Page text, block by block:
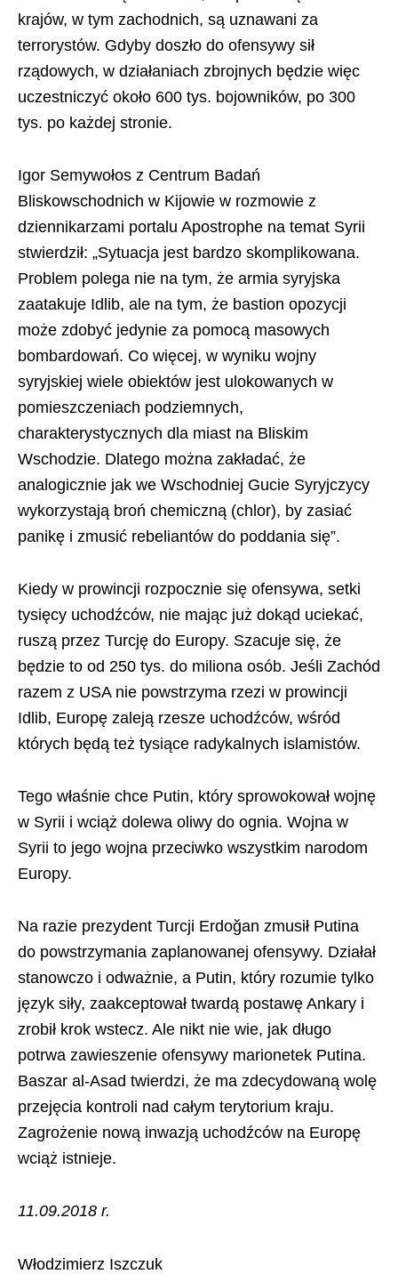
krajów, w tym zachodnich, są uznawani za
terrorystów. Gdyby doszło do ofensywy sił
rządowych, w działaniach zbrojnych będzie więc
uczestniczyć około 600 tys. bojowników, po 300
tys. po każdej stronie.
Igor Semywołos z Centrum Badań
Bliskowschodnich w Kijowie w rozmowie z
dziennikarzami portalu Apostrophe na temat Syrii
stwierdził: „Sytuacja jest bardzo skomplikowana.
Problem polega nie na tym, że armia syryjska
zaatakuje Idlib, ale na tym, że bastion opozycji
może zdobyć jedynie za pomocą masowych
bombardowań. Co więcej, w wyniku wojny
syryjskiej wiele obiektów jest ulokowanych w
pomieszczeniach podziemnych,
charakterystycznych dla miast na Bliskim
Wschodzie. Dlatego można zakładać, że
analogicznie jak we Wschodniej Gucie Syryjczycy
wykorzystają broń chemiczną (chlor), by zasiać
panikę i zmusić rebeliantów do poddania się”.
Kiedy w prowincji rozpocznie się ofensywa, setki
tysięcy uchodźców, nie mając już dokąd uciekać,
ruszą przez Turcję do Europy. Szacuje się, że
będzie to od 250 tys. do miliona osób. Jeśli Zachód
razem z USA nie powstrzyma rzezi w prowincji
Idlib, Europę zaleją rzesze uchodźców, wśród
których będą też tysiące radykalnych islamistów.
Tego właśnie chce Putin, który sprowokował wojnę
w Syrii i wciąż dolewa oliwy do ognia. Wojna w
Syrii to jego wojna przeciwko wszystkim narodom
Europy.
Na razie prezydent Turcji Erdoğan zmusił Putina
do powstrzymania zaplanowanej ofensywy. Działał
stanowczo i odważnie, a Putin, który rozumie tylko
język siły, zaakceptował twardą postawę Ankary i
zrobił krok wstecz. Ale nikt nie wie, jak długo
potrwa zawieszenie ofensywy marionetek Putina.
Baszar al-Asad twierdzi, że ma zdecydowaną wolę
przejęcia kontroli nad całym terytorium kraju.
Zagrożenie nową inwazją uchodźców na Europę
wciąż istnieje.
11.09.2018 r.
Włodzimierz Iszczuk